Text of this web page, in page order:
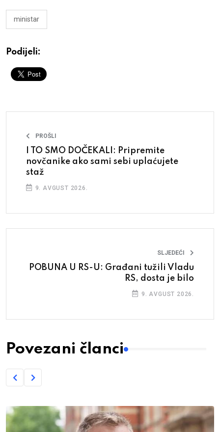
ministar
Podijeli:
PROŠLI
I TO SMO DOČEKALI: Pripremite
novčanike ako sami sebi uplaćujete
staž
9. AVGUST 2026.
SLJEDEĆI
POBUNA U RS-U: Građani tužili Vladu
RS, dosta je bilo
9. AVGUST 2026.
Povezani članci